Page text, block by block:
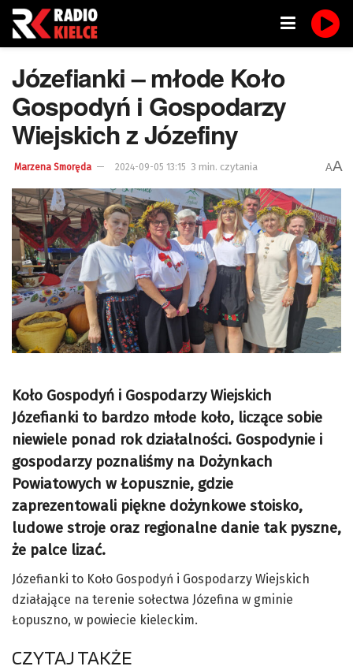
Józefianki – młode Koło
Gospodyń i Gospodarzy
Wiejskich z Józefiny
Marzena Smoręda 2024-09-05 13:15 3 min. czytania AA
Koło Gospodyń i Gospodarzy Wiejskich
Józefianki to bardzo młode koło, liczące sobie
niewiele ponad rok działalności. Gospodynie i
gospodarzy poznaliśmy na Dożynkach
Powiatowych w Łopusznie, gdzie
zaprezentowali piękne dożynkowe stoisko,
ludowe stroje oraz regionalne danie tak pyszne,
że palce lizać.
Józefianki to Koło Gospodyń i Gospodarzy Wiejskich
działające na terenie sołectwa Józefina w gminie
Łopuszno, w powiecie kieleckim.
CZYTAJ TAKŻE